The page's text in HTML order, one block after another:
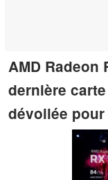
AMD Radeon
dernière
dévoilée pour